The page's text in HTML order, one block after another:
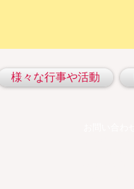
様々な行事や活動